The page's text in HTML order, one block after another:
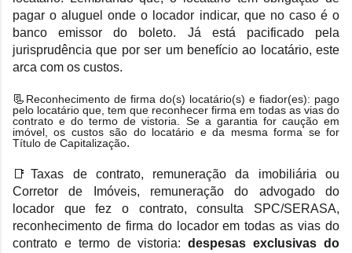
pagar o aluguel onde o locador indicar, que no caso é o
banco emissor do boleto. Já está pacificado pela
jurisprudência que por ser um benefício ao locatário, este
arca com os custos.
📃 Reconhecimento de firma do(s) locatário(s) e fiador(es): pago
pelo locatário que, tem que reconhecer firma em todas as vias do
contrato e do termo de vistoria. Se a garantia for caução em
imóvel, os custos são do locatário e da mesma forma se for
Título de Capitalização.
📑Taxas de contrato, remuneração da imobiliária ou
Corretor de Imóveis, remuneração do advogado do
locador que fez o contrato, consulta SPC/SERASA,
reconhecimento de firma do locadorem todas as vias do
contrato e termo de vistoria:despesas exclusivas do